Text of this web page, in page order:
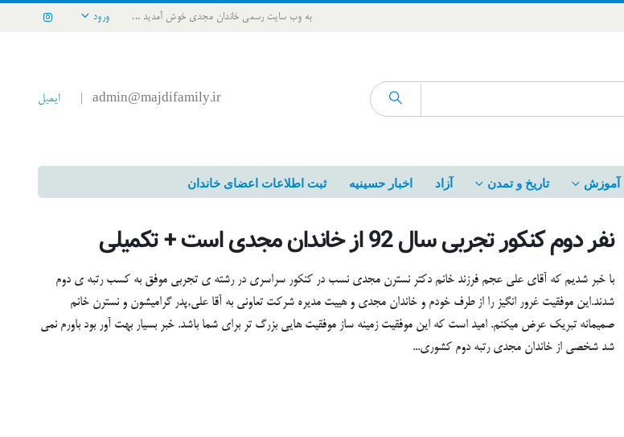
به وب سایت رسمی خاندان مجدی خوش آمدید ... ورود
admin@majdifamily.ir ایمیل
آموزش تاریخ و تمدن آزاد اخبار حسینیه ثبت اطلاعات اعضای خاندان
نفر دوم کنکور تجربی سال 92 از خاندان مجدی است + تکمیلی
با خبر شدیم که آقای علی عجم فرزند خانم دکتر نسترن مجدی نسب در کنکور سراسری در رشته ی تجربی موفق به کسب رتبه ی دوم
شدند.این موفقیت غرور انگیز را از طرف خودم و خاندان مجدی و هییت مدیره شرکت تعاونی به آقا علی,پدر گرامیشون و نسترن خانم
صمیمانه تبریک عرض میکنم. امید است که این موفقیت زمینه ساز موفقیت هایی بزرگ تر برای شما باشد. خبر بسیار بهت آور بود باورم نمی
شد شخصی از خاندان مجدی رتبه دوم کشوری...